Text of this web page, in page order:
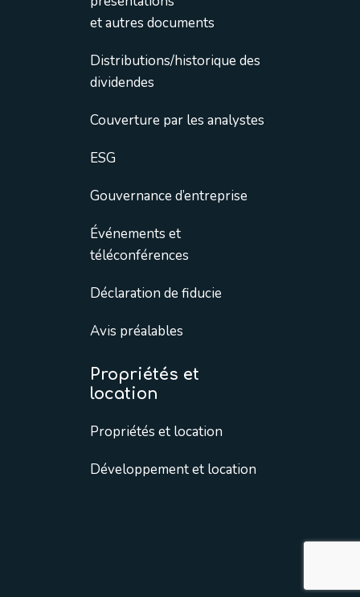
et autres documents
Distributions/historique des
dividendes
Couverture par les analystes
ESG
Gouvernance d’entreprise
Événements et
téléconférences
Déclaration de fiducie
Avis préalables
Propriétés et
location
Propriétés et location
Développement et location